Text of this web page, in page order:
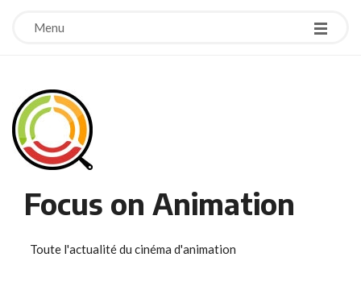
Menu
Focus on Animation
Toute l'actualité du cinéma d'animation